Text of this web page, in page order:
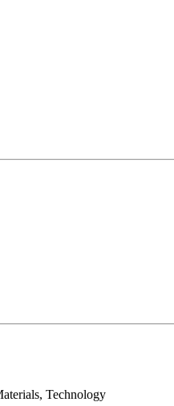
Technology